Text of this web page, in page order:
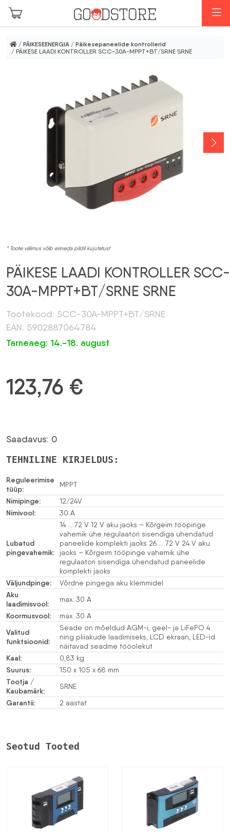
Skip to main content
/ PÄIKESEENERGIA / Päikesepaneelide kontrollerid
/ PÄIKESE LAADI KONTROLLER SCC-30A-MPPT+BT/SRNE SRNE
* Toote välimus võib erineda pildil kujutatust
PÄIKESE LAADI KONTROLLER SCC-
30A-MPPT+BT/SRNE SRNE
Tootekood: SCC-30A-MPPT+BT/SRNE
EAN: 5902887064784
Tarneaeg: 14.-18. august
123,76 €
Saadavus: 0
TEHNILINE KIRJELDUS:
Reguleerimise
tüüp:
MPPT
Nimipinge: 12/24V
Nimivool: 30 A
Lubatud
pingevahemik:
14 … 72 V 12 V aku jaoks – Kõrgeim tööpinge
vahemik ühe regulaatori sisendiga ühendatud
paneelide komplekti jaoks 26 … 72 V 24 V aku
jaoks – Kõrgeim tööpinge vahemik ühe
regulaatori sisendiga ühendatud paneelide
komplekti jaoks
Väljundpinge: Võrdne pingega aku klemmidel
Aku
laadimisvool:
max. 30 A
Koormusvool: max. 30 A
Valitud
funktsioonid:
Seade on mõeldud AGM-i, geel- ja LiFePO 4
ning pliiakude laadimiseks, LCD ekraan, LED-id
näitavad seadme tööolekut
Kaal: 0,83 kg
Suurus: 150 x 105 x 68 mm
Tootja /
Kaubamärk:
SRNE
Garantii: 2 aastat
Seotud Tooted